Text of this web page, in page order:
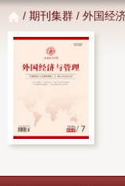
/ 期刊集群 / 外国经